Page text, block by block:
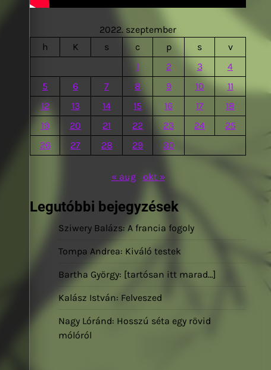
2022. szeptember
h
K s c p s
v
1
2 3
4
5
6 7 8 9 10
11
12
13 14 15 16 17
18
19
20 21 22 23 24
25
26
27 28 29 30
« aug okt »
Legutóbbi bejegyzések
Sziwery Balázs: A francia fogoly
Tompa Andrea: Kiváló testek
Bartha György: [tartósan itt marad…]
Kalász István: Felveszed
Nagy Lóránd: Hosszú séta egy rövid
mólóról